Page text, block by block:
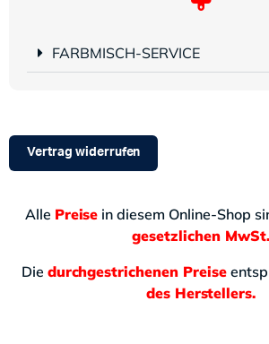
FARBMISCH-SERVICE
Vertrag widerrufen
Alle Preise in diesem Online-Shop
gesetzlichen MwSt.
Die durchgestrichenen Preise
des Herstellers.